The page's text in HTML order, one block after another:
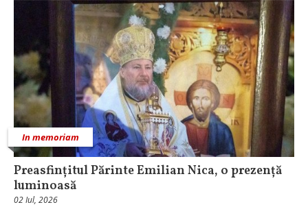
In memoriam
Preasfințitul Părinte Emilian Nica, o prezență
luminoasă
02 Iul, 2026